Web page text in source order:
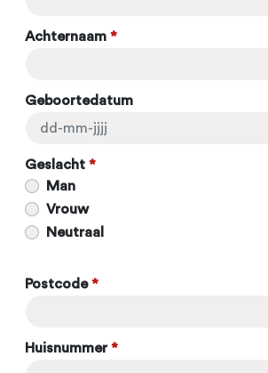
Achternaam *
Geboortedatum
Geslacht *
Man
Vrouw
Neutraal
Postcode *
Huisnummer *